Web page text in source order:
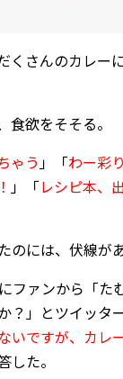
くさんのカレー
欲をそそる。
ゃう 」「わー彩
」「レシピ本、
のには、伏線が
ファンから「た
？」とツイッタ
いですが、カレ
した。